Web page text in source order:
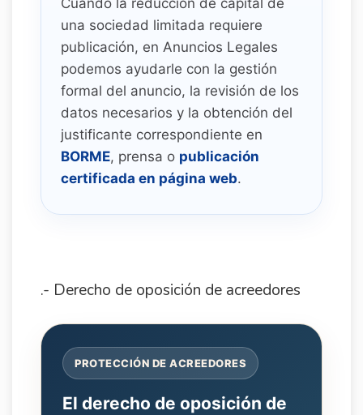
Cuando la reducción de capital de
una sociedad limitada requiere
publicación, en Anuncios Legales
podemos ayudarle con la gestión
formal del anuncio, la revisión de los
datos necesarios y la obtención del
justificante correspondiente en
BORME, prensa o publicación
certificada en página web.
.- Derecho de oposición de acreedores
PROTECCIÓN DE ACREEDORES
El derecho de oposición de